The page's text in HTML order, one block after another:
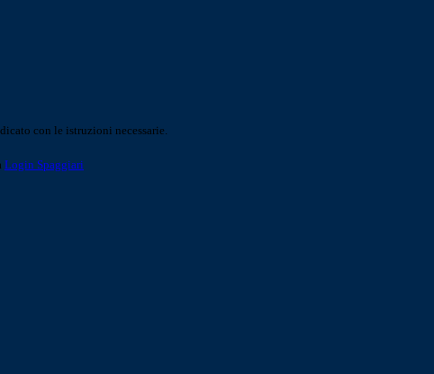
con le istruzioni necessarie.
Login Spaggiari